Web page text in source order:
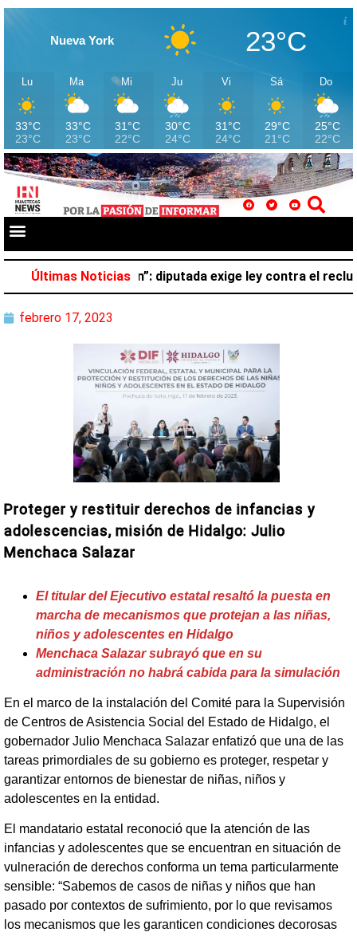
Nueva York 23°C
Lu
33°C
23°C
Ma
33°C
23°C
Mi
31°C
22°C
Ju
30°C
24°C
Vi
31°C
24°C
Sá
29°C
21°C
Do
25°C
22°C
Últimas Noticias
pertenece al crimen”: diputada exige ley contra el
febrero 17, 2023
Proteger y restituir derechos de infancias y
adolescencias, misión de Hidalgo: Julio
Menchaca Salazar
El titular del Ejecutivo estatal resaltó la puesta en
marcha de mecanismos que protejan a las niñas,
niños y adolescentes en Hidalgo
Menchaca Salazar subrayó que en su
administración no habrá cabida para la simulación
En el marco de la instalación del Comité para la Supervisión
de Centros de Asistencia Social del Estado de Hidalgo, el
gobernador Julio Menchaca Salazar enfatizó que una de las
tareas primordiales de su gobierno es proteger, respetar y
garantizar entornos de bienestar de niñas, niños y
adolescentes en la entidad.
El mandatario estatal reconoció que la atención de las
infancias y adolescentes que se encuentran en situación de
vulneración de derechos conforma un tema particularmente
sensible: “Sabemos de casos de niñas y niños que han
pasado por contextos de sufrimiento, por lo que revisamos
los mecanismos que les garanticen condiciones decorosas